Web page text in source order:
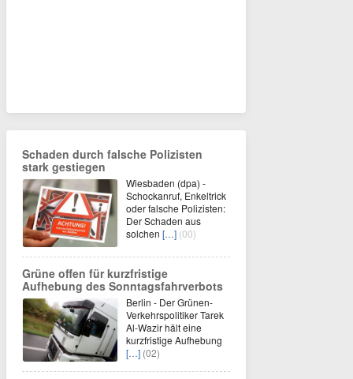
Schaden durch falsche Polizisten
stark gestiegen
Wiesbaden (dpa) -
Schockanruf, Enkeltrick
oder falsche Polizisten:
Der Schaden aus
solchen […] (00)
Grüne offen für kurzfristige
Aufhebung des Sonntagsfahrverbots
Berlin - Der Grünen-
Verkehrspolitiker Tarek
Al-Wazir hält eine
kurzfristige Aufhebung
[…] (02)